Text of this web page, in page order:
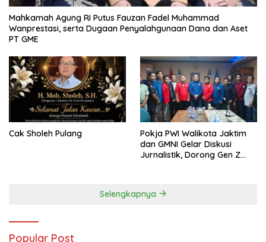
Mahkamah Agung RI Putus Fauzan Fadel Muhammad
Wanprestasi, serta Dugaan Penyalahgunaan Dana dan Aset
PT GME
Cak Sholeh Pulang
Pokja PWI Walikota Jaktim
dan GMNI Gelar Diskusi
Jurnalistik, Dorong Gen Z
Selengkapnya
Popular Post